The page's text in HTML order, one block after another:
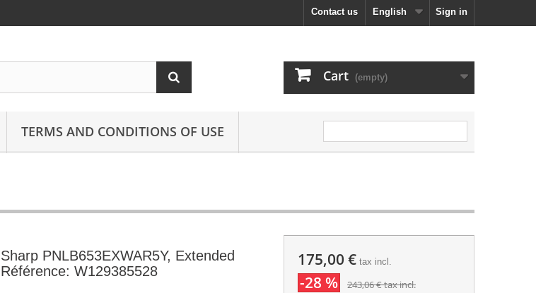
Sign in
English
Contact us
Cart (empty)
TERMS AND CONDITIONS OF USE
Sharp PNLB653EXWAR5Y, Extended
Référence: W129385528
175,00 €tax incl.
-28 % 243,06 €tax incl.